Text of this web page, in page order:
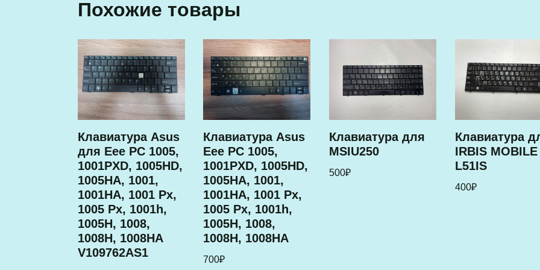
Похожие товары
Клавиатура Asus
для Eee PC 1005,
1001PXD, 1005HD,
1005HA, 1001,
1001HA, 1001 Px,
1005 Px, 1001h,
1005H, 1008,
1008H, 1008HA
V109762AS1
Клавиатура Asus
Eee PC 1005,
1001PXD, 1005HD,
1005HA, 1001,
1001HA, 1001 Px,
1005 Px, 1001h,
1005H, 1008,
1008H, 1008HA
700₽
Клавиатура для
MSIU250
500₽
Клавиатура
IRBIS MOBILE
L51IS
400₽